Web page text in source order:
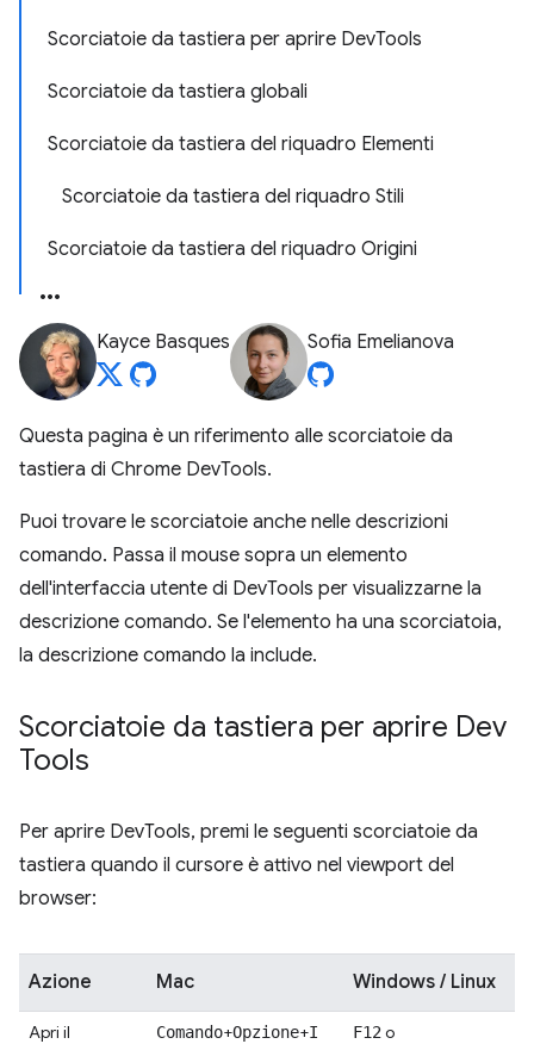
Scorciatoie da tastiera per aprire DevTools
Scorciatoie da tastiera globali
Scorciatoie da tastiera del riquadro Elementi
Scorciatoie da tastiera del riquadro Stili
Scorciatoie da tastiera del riquadro Origini
Kayce Basques Sofia Emelianova
Questa pagina è un riferimento alle scorciatoie da
tastiera di Chrome DevTools.
Puoi trovare le scorciatoie anche nelle descrizioni
comando. Passa il mouse sopra un elemento
dell'interfaccia utente di DevTools per visualizzarne la
descrizione comando. Se l'elemento ha una scorciatoia,
la descrizione comando la include.
Scorciatoie da tastiera per aprire Dev
Tools
Per aprire DevTools, premi le seguenti scorciatoie da
tastiera quando il cursore è attivo nel viewport del
browser:
Azione Mac Windows / Linux
Apri il
Comando+Opzione+I F12 o